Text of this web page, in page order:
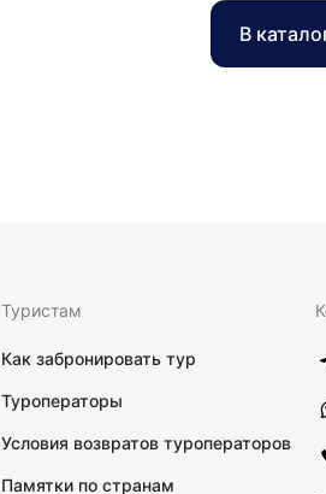
В
Туристам
Как забронировать тур
Туроператоры
Условия возвратов туроператоров
Памятки по странам